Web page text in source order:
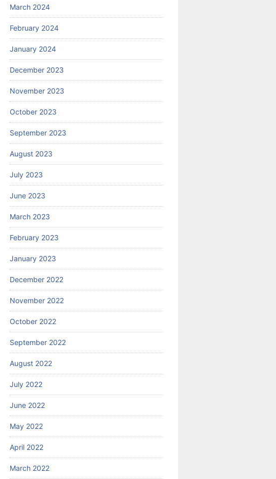
March 2024
February 2024
January 2024
December 2023
November 2023
October 2023
September 2023
August 2023
July 2023
June 2023
March 2023
February 2023
January 2023
December 2022
November 2022
October 2022
September 2022
August 2022
July 2022
June 2022
May 2022
April 2022
March 2022